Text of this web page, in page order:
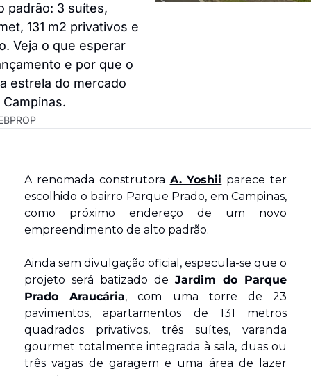
padrão: 3 suítes,
131 m2 privativos e
Veja o que esperar
e por que o
estrela do mercado
A renomada construtora A. Yoshii parece ter
escolhido o bairro Parque Prado, em Campinas,
como próximo endereço de um novo
empreendimento de alto padrão.
Ainda sem divulgação oficial, especula-se que o
projeto será batizado de Jardim do Parque
Prado Araucária, com uma torre de 23
pavimentos, apartamentos de 131 metros
quadrados privativos, três suítes, varanda
gourmet totalmente integrada à sala, duas ou
três vagas de garagem e uma área de lazer